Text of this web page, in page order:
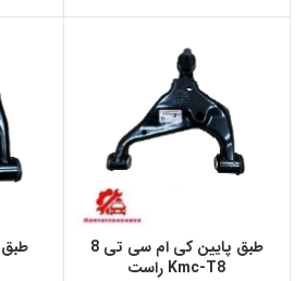
طبق پايين کی ام سی تی 8
Kmc-T8 راست